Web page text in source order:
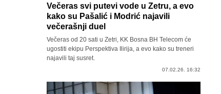
Večeras svi putevi vode u Zetru, a evo
kako su Pašalić i Modrić najavili
večerašnji duel
Večeras od 20 sati u Zetri, KK Bosna BH Telecom će
ugostiti ekipu Perspektiva Ilirija, a evo kako su treneri
najavili taj susret.
07.02.26. 16:32